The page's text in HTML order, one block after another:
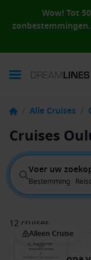
Wow! Tot
zonbestemmingen.
/ Alle Cruises /
Cruises
Voer uw
Bestemming ·
12 cruises
Alleen Cruise